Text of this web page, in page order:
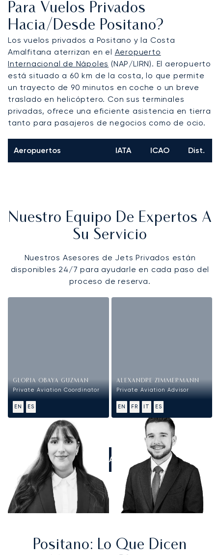
Para Vuelos Privados
Hacia/desde Positano?
Los vuelos privados a Positano y la Costa
Amalfitana aterrizan en el Aeropuerto
Internacional de Nápoles (NAP/LIRN). El aeropuerto
está situado a 60 km de la costa, lo que permite
un trayecto de 90 minutos en coche o un breve
traslado en helicóptero. Con sus terminales
privadas, ofrece una eficiente asistencia en tierra
tanto para pasajeros de negocios como de ocio.
Aeropuertos IATA ICAO Dist.
Nuestro Equipo De Expertos A
Su Servicio
Nuestros Asesores de Jets Privados están
disponibles 24/7 para ayudarle en cada paso del
proceso de reserva.
GLORIA OBAYA GUZMAN
Private Aviation Coordinator
EN ES
ALEXANDRE ZIMMERMANN
Private Aviation Advisor
EN FR IT ES
LLÁMANOS
Positano: Lo Que Dicen